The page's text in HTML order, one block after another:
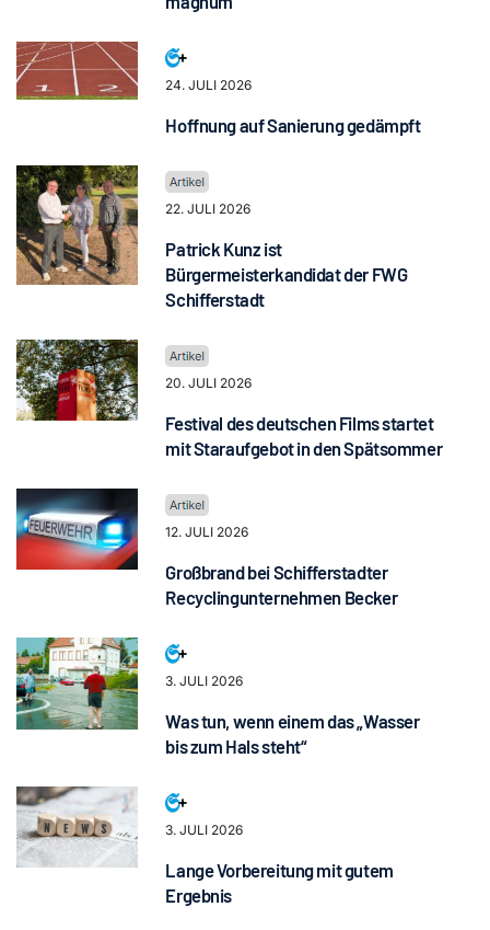
24. JULI 2026
Hoffnung auf Sanierung gedämpft
22. JULI 2026
Patrick Kunz ist
Bürgermeisterkandidat der FWG
Schifferstadt
20. JULI 2026
Festival des deutschen Films startet
mit Staraufgebot in den Spätsommer
12. JULI 2026
Großbrand bei Schifferstadter
Recyclingunternehmen Becker
3. JULI 2026
Was tun, wenn einem das „Wasser
bis zum Hals steht“
3. JULI 2026
Lange Vorbereitung mit gutem
Ergebnis